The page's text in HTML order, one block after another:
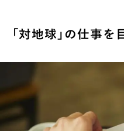
「対地球」の仕事